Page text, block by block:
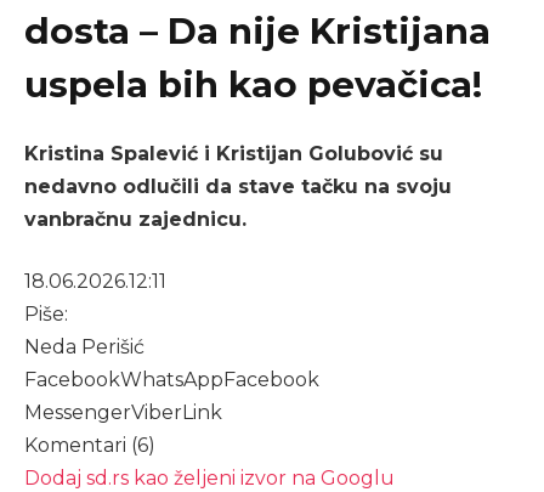
dosta – Da nije Kristijana
uspela bih kao pevačica!
Kristina Spalević i Kristijan Golubović su
nedavno odlučili da stave tačku na svoju
vanbračnu zajednicu.
18.06.2026.12:11
Piše:
Neda Perišić
FacebookWhatsApp Facebook
MessengerViberLink
Komentari (6)
Dodaj sd.rs kao željeni izvor na Googlu